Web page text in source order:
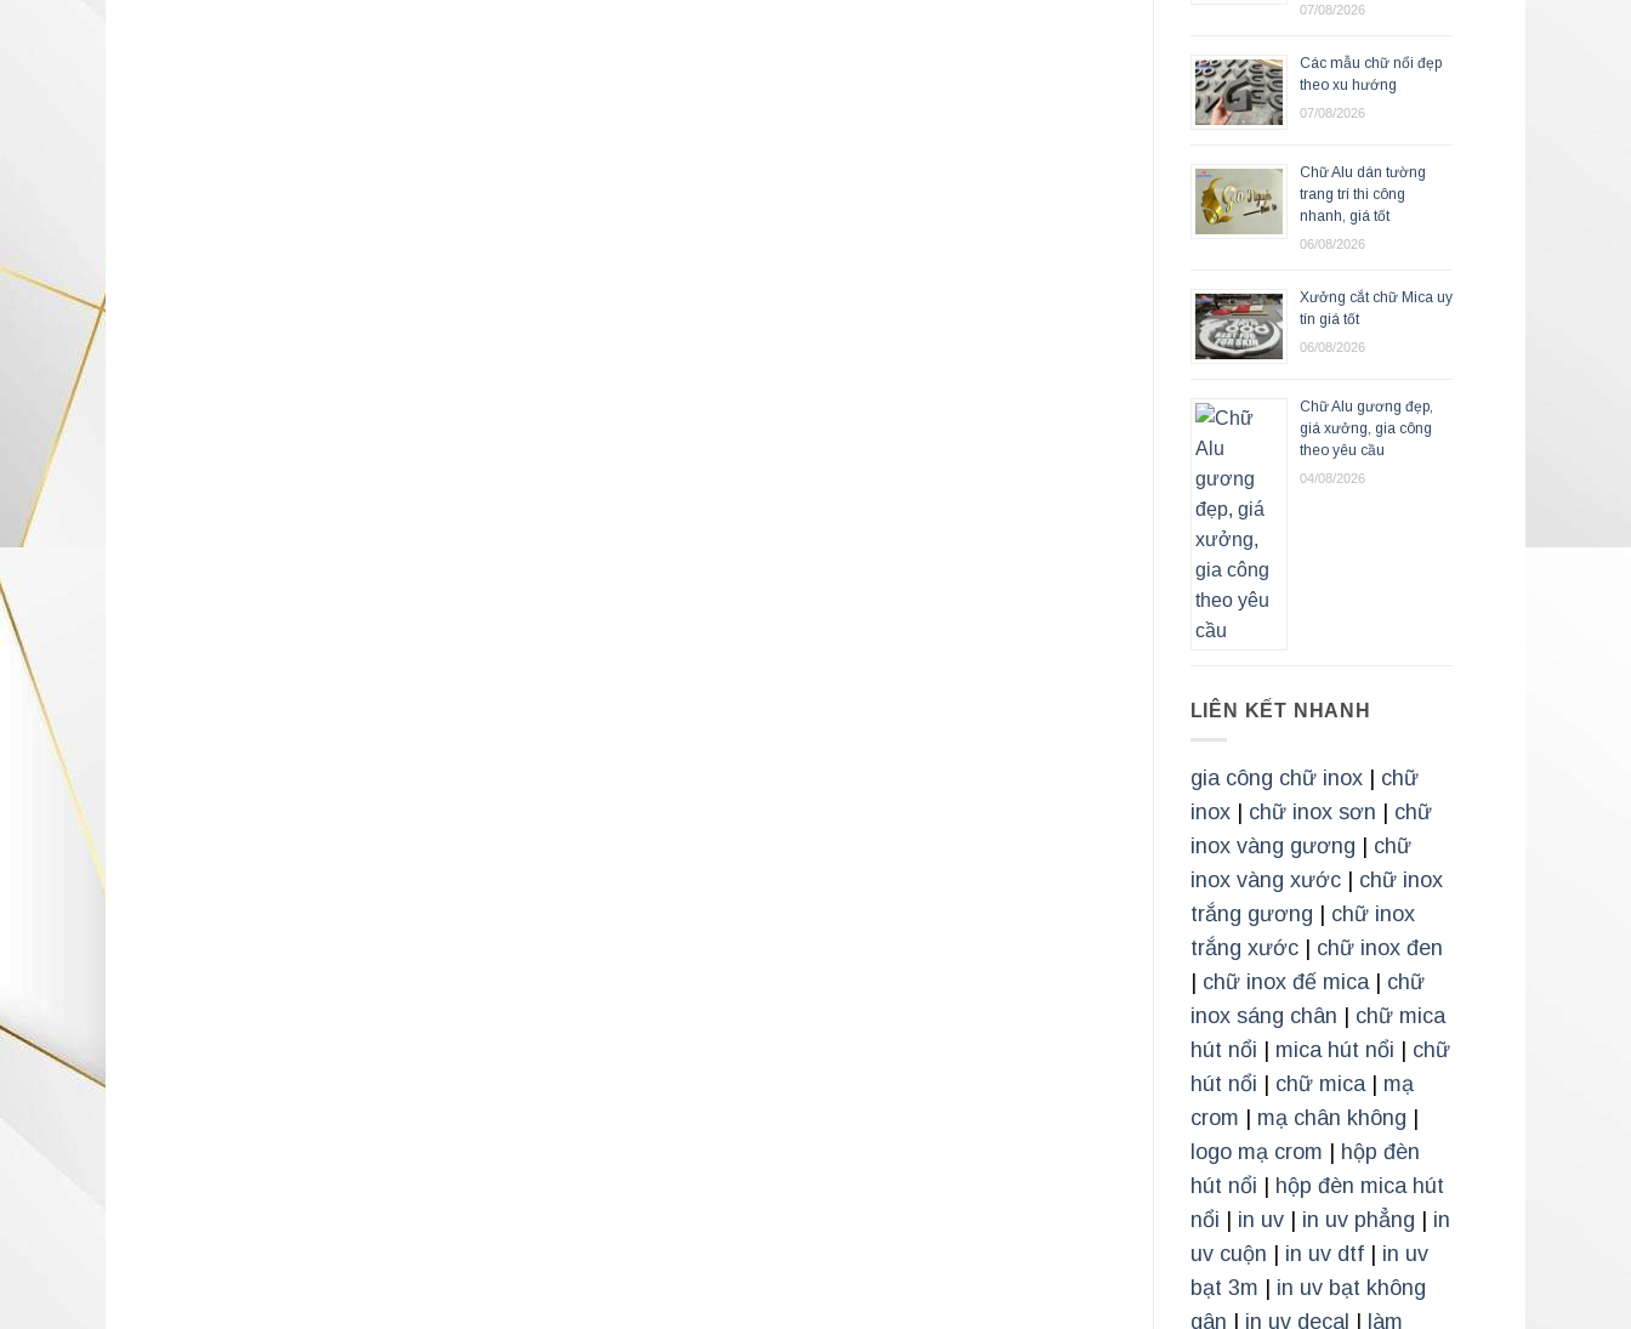
07/08/2026
Các mẫu chữ nổi đẹp
theo xu hướng
07/08/2026
Chữ Alu dán tường
trang trí thi công
nhanh, giá tốt
06/08/2026
Xưởng cắt chữ Mica uy
tín giá tốt
06/08/2026
Chữ Alu gương đẹp,
giá xưởng, gia công
theo yêu cầu
04/08/2026
LIÊN KẾT NHANH
gia công chữ inox| chữ
inox| chữ inox sơn
chữ
inox vàng gương
chữ
inox vàng xước| chữ inox
trắng gương
chữ inox
trắng xước| chữ inox đen
chữ inox đế mica| chữ
inox sáng chân
chữ mica
hút nổi
mica hút nổi
chữ
hút nổi
chữ mica| mạ
crom
mạ chân không
logo mạ crom
hộp đèn
hút nổi
hộp đèn mica hút
nổi
in uv| in uv phẳng
in
uv cuộn
in uv dtf| in uv
bạt 3m
in uv bạt không
gân
in uv decal làm